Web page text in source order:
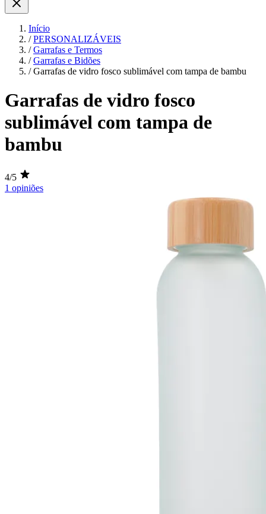
Início
/ PERSONALIZÁVEIS
/ Garrafas e Termos
/ Garrafas e Bidões
/ Garrafas de vidro fosco sublimável com tampa de bambu
Garrafas de vidro fosco
sublimável com tampa de
bambu
4/5
1 opiniões